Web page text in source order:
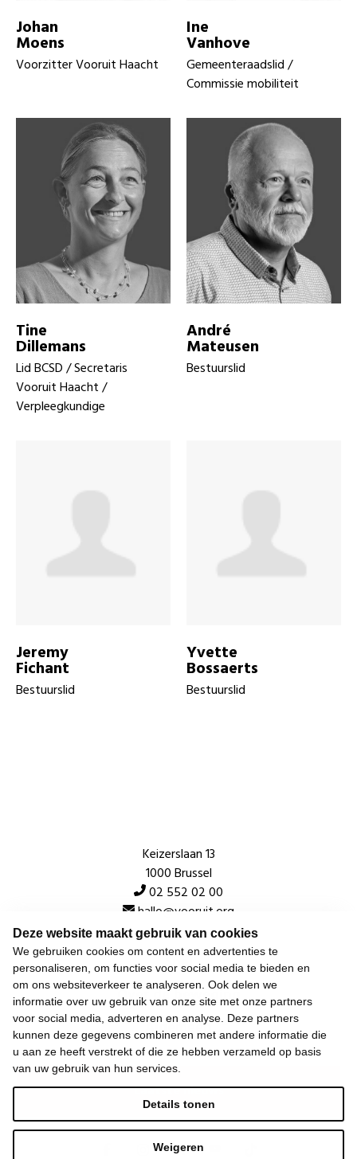
Deze website maakt gebruik van cookies
We gebruiken cookies om content en advertenties te
personaliseren, om functies voor social media te bieden en
om ons websiteverkeer te analyseren. Ook delen we
informatie over uw gebruik van onze site met onze partners
voor social media, adverteren en analyse. Deze partners
kunnen deze gegevens combineren met andere informatie die
u aan ze heeft verstrekt of die ze hebben verzameld op basis
van uw gebruik van hun services.
Weigeren
Details tonen
Johan
Moens
Voorzitter Vooruit Haacht
Ine
Vanhove
Gemeenteraadslid /
Commissie mobiliteit
Tine
Dillemans
Lid BCSD / Secretaris
Vooruit Haacht /
Verpleegkundige
André
Mateusen
Bestuurslid
Jeremy
Fichant
Bestuurslid
Yvette
Bossaerts
Bestuurslid
Keizerslaan 13
1000 Brussel
02 552 02 00
hallo@vooruit.org
Snel
Over de beweging
Algemeen
Laatste nieuws